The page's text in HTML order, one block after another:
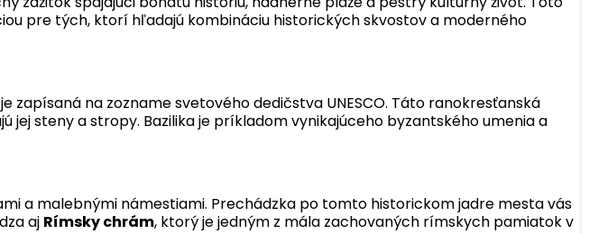
pre tých, ktorí hľadajú kombináciu historických skvostov a moderného
zapísaná na zozname svetového dedičstva UNESCO. Táto ranokresťanská
jej steny a stropy. Bazilika je príkladom vynikajúceho byzantského umenia a
a malebnými námestiami. Prechádzka po tomto historickom jadre mesta vás
aj Rímsky chrám, ktorý je jedným z mála zachovaných rímskych pamiatok v